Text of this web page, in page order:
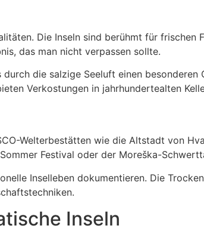
Die Inseln sind berühmt für
das man nicht verpassen sollte.
die salzige Seeluft einen
Verkostungen in jahrhundertealten
Welterbestätten wie die Altstadt von
Festival oder der Moreška-
Inselleben dokumentieren. Die
Inseln